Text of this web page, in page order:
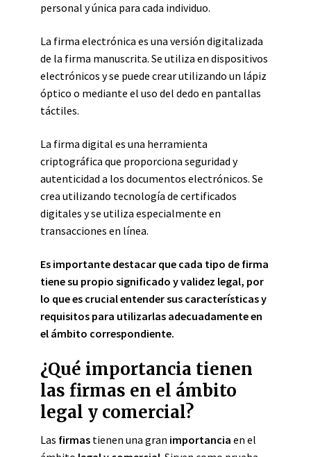
personal y única para cada individuo.
La firma electrónica es una versión digitalizada
de la firma manuscrita. Se utiliza en dispositivos
electrónicos y se puede crear utilizando un lápiz
óptico o mediante el uso del dedo en pantallas
táctiles.
La firma digital es una herramienta
criptográfica que proporciona seguridad y
autenticidad a los documentos electrónicos. Se
crea utilizando tecnología de certificados
digitales y se utiliza especialmente en
transacciones en línea.
Es importante destacar que cada tipo de firma
tiene su propio significado y validez legal, por
lo que es crucial entender sus características y
requisitos para utilizarlas adecuadamente en
el ámbito correspondiente.
¿Qué importancia tienen
las firmas en el ámbito
legal y comercial?
Las firmas tienen una gran importancia en el